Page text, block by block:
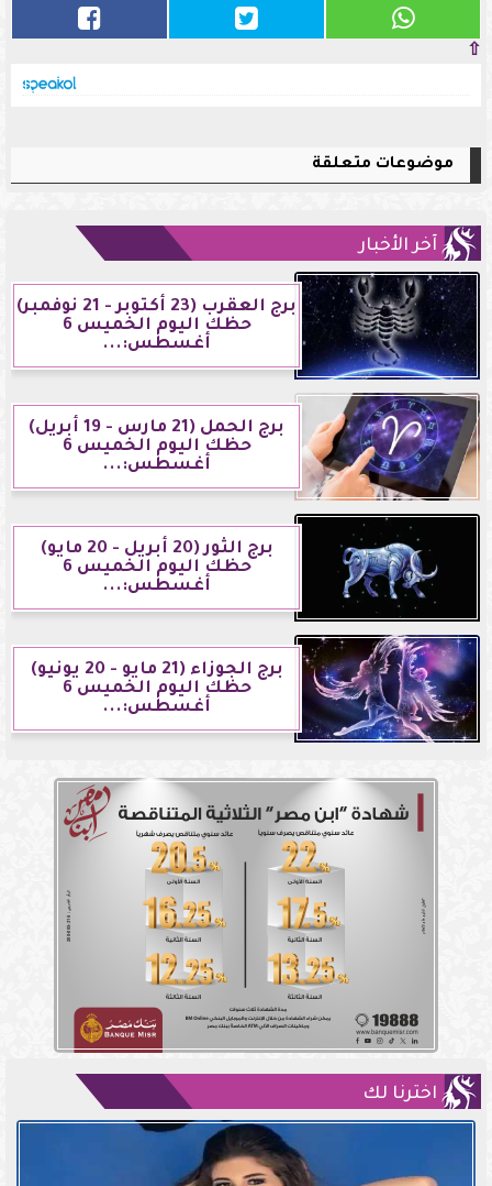
⇧
موضوعات متعلقة
آخر الأخبار
برج العقرب (23 أكتوبر - 21 نوفمبر)
حظك اليوم الخميس 6
أغسطس:...
برج الحمل (21 مارس - 19 أبريل)
حظك اليوم الخميس 6
أغسطس:...
برج الثور (20 أبريل - 20 مايو)
حظك اليوم الخميس 6
أغسطس:...
برج الجوزاء (21 مايو - 20 يونيو)
حظك اليوم الخميس 6
أغسطس:...
اخترنا لك